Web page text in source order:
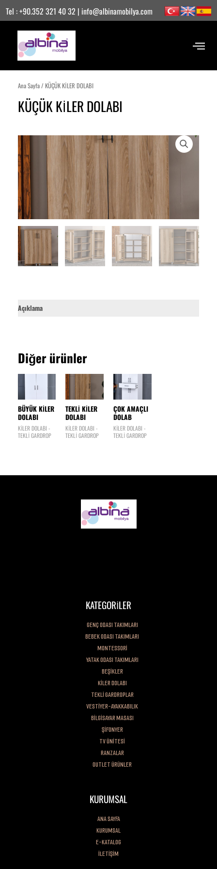
atlaTel : +90.352 321 40 32 | info@albinamobilya.com
Ana Sayfa/ KÜÇÜK KİLER DOLABI
KÜÇÜK KİLER DOLABI
Açıklama
Diğer ürünler
BÜYÜK KİLER
DOLABI
KİLER DOLABI -
TEKLİ GARDROP
TEKLİ KİLER
DOLABI
KİLER DOLABI -
TEKLİ GARDROP
ÇOK AMAÇLI
DOLAB
KİLER DOLABI -
TEKLİ GARDROP
KATEGORİLER
GENÇ ODASI TAKIMLARI
BEBEK ODASI TAKIMLARI
MONTESSORİ
YATAK ODASI TAKIMLARI
BEŞİKLER
KİLER DOLABI
TEKLİ GARDROPLAR
VESTİYER-AYAKKABILIK
BİLGİSAYAR MASASI
ŞİFONYER
TV ÜNİTESİ
RANZALAR
OUTLET ÜRÜNLER
KURUMSAL
ANA SAYFA
KURUMSAL
E-KATALOG
İLETİŞİM